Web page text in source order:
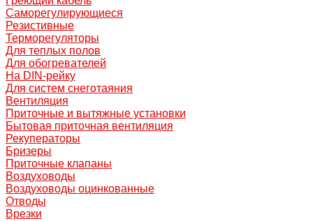
Саморегулирующиеся
Резистивные
Терморегуляторы
Для теплых полов
Для обогревателей
На DIN-рейку
Для систем снеготаяния
Вентиляция
Приточные и вытяжные установки
Бытовая приточная вентиляция
Рекуператоры
Бризеры
Приточные клапаны
Воздуховоды
Воздуховоды оцинкованные
Отводы
Врезки